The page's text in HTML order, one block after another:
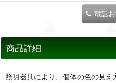
電話
商品詳細
照明器具により、個体の色の見